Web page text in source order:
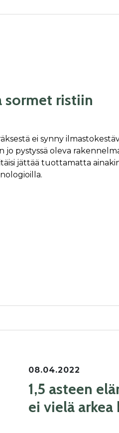
sormet ristiin
ei synny
jo pystyssä oleva
jättää tuottamatta
08.04.2022
1,5 asteen
ei vielä arkea